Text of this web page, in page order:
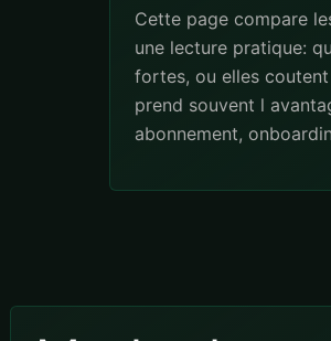
Cette page compare
une lecture pratique:
fortes, ou elles
prend souvent l
abonnement,